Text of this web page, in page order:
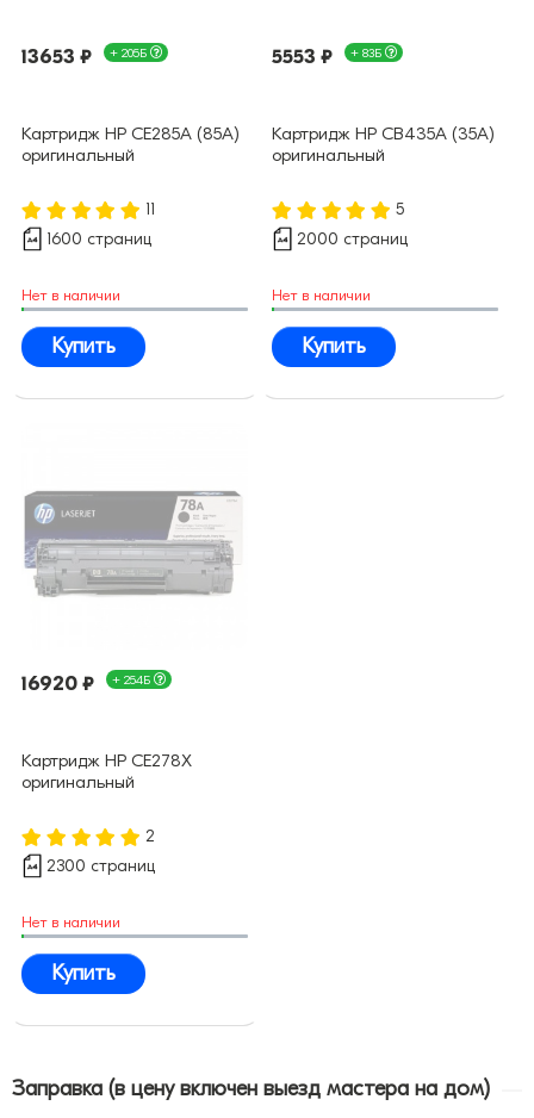
13653 ₽ + 205Б
Картридж HP CE285A (85A)
оригинальный
11
1600 страниц
Нет в наличии
Купить
5553 ₽ + 83Б
Картридж HP CB435A (35A)
оригинальный
5
2000 страниц
Нет в наличии
Купить
16920 ₽ + 254Б
Картридж HP CE278X
оригинальный
2
2300 страниц
Нет в наличии
Купить
Заправка (в цену включен выезд мастера на дом)